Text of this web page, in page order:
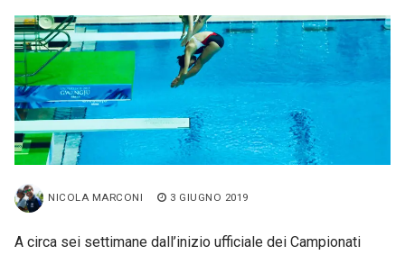
NICOLA MARCONI 3 GIUGNO 2019
A circa sei settimane dall’inizio ufficiale dei Campionati